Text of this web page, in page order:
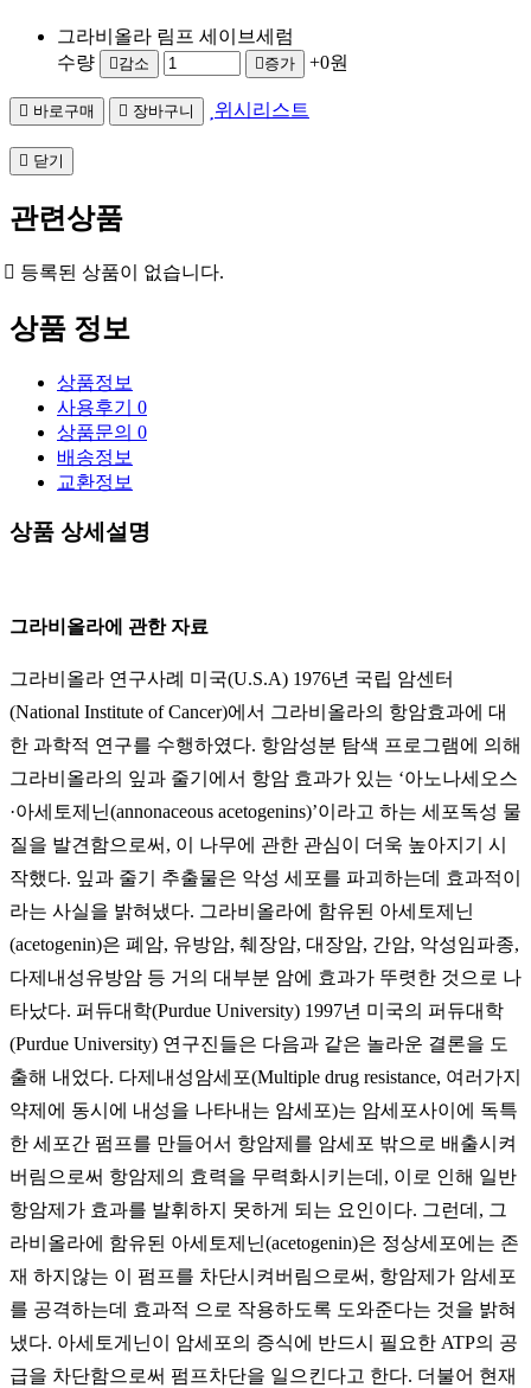
그라비올라 림프 세이브세럼
수량
감소 증가 +0원
바로구매 장바구니 위시리스트
닫기
관련상품
등록된 상품이 없습니다.
상품 정보
상품정보
사용후기 0
상품문의 0
배송정보
교환정보
상품 상세설명
그라비올라에 관한 자료
그라비올라 연구사례 미국(U.S.A) 1976년 국립 암센터
(National Institute of Cancer)에서 그라비올라의 항암효과에 대
한 과학적 연구를 수행하였다. 항암성분 탐색 프로그램에 의해
그라비올라의 잎과 줄기에서 항암 효과가 있는 ‘아노나세오스
·아세토제닌(annonaceous acetogenins)’이라고 하는 세포독성 물
질을 발견함으로써, 이 나무에 관한 관심이 더욱 높아지기 시
작했다. 잎과 줄기 추출물은 악성 세포를 파괴하는데 효과적이
라는 사실을 밝혀냈다. 그라비올라에 함유된 아세토제닌
(acetogenin)은 폐암, 유방암, 췌장암, 대장암, 간암, 악성임파종,
다제내성유방암 등 거의 대부분 암에 효과가 뚜렷한 것으로 나
타났다. 퍼듀대학(Purdue University) 1997년 미국의 퍼듀대학
(Purdue University) 연구진들은 다음과 같은 놀라운 결론을 도
출해 내었다. 다제내성암세포(Multiple drug resistance, 여러가지
약제에 동시에 내성을 나타내는 암세포)는 암세포사이에 독특
한 세포간 펌프를 만들어서 항암제를 암세포 밖으로 배출시켜
버림으로써 항암제의 효력을 무력화시키는데, 이로 인해 일반
항암제가 효과를 발휘하지 못하게 되는 요인이다. 그런데, 그
라비올라에 함유된 아세토제닌(acetogenin)은 정상세포에는 존
재 하지않는 이 펌프를 차단시켜버림으로써, 항암제가 암세포
를 공격하는데 효과적 으로 작용하도록 도와준다는 것을 밝혀
냈다. 아세토게닌이 암세포의 증식에 반드시 필요한 ATP의 공
급을 차단함으로써 펌프차단을 일으킨다고 한다. 더불어 현재